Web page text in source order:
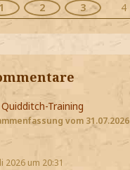
1 2 3 4
Training
vom 31.07.2026
2026 um 20:31